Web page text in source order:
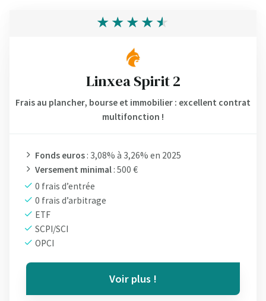
Linxea Spirit 2
Frais au plancher, bourse et immobilier : excellent contrat
multifonction !
Fonds euros : 3,08% à 3,26% en 2025
Versement minimal : 500 €
0 frais d’entrée
0 frais d’arbitrage
ETF
SCPI/SCI
OPCI
Voir plus !